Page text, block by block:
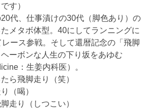
す）
代、仕事漬けの30代（脚色あり）の
メタボ体型。40にしてランニングに
ース参戦。そして還暦記念の「飛脚
ーボンな人生の下り坂をあゆむ
：生姜内科医）。
ら飛脚走り（笑）
（喝）
走り（しつこい）